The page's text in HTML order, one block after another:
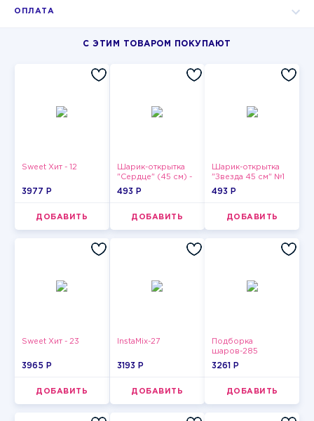
ОПЛАТА
С ЭТИМ ТОВАРОМ ПОКУПАЮТ
Sweet Хит - 12
3977 P
ДОБАВИТЬ
Шарик-открытка
"Сердце" (45 см) -
2
493 P
ДОБАВИТЬ
Шарик-открытка
"Звезда 45 см" №1
493 P
ДОБАВИТЬ
Sweet Хит - 23
3965 P
ДОБАВИТЬ
InstaMix-27
3193 P
ДОБАВИТЬ
Подборка
шаров-285
3261 P
ДОБАВИТЬ